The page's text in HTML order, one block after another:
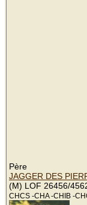
Père
JAGGER DES
(M) LOF 26456/
CHCS -CHA -CHIB -